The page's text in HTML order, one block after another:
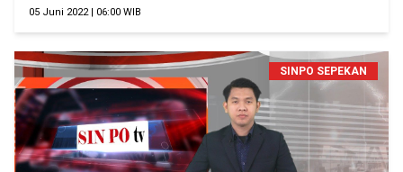
05 Juni 2022 | 06:00 WIB
SINPO SEPEKAN